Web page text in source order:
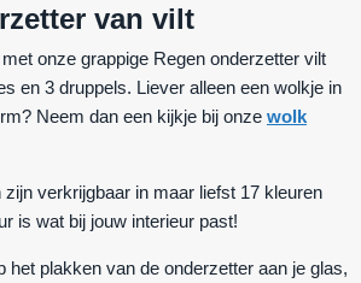
van vilt
onze grappige Regen onderzetter vilt
en 3 druppels. Liever alleen een wolkje in
Neem dan een kijkje bij onze wolk
verkrijgbaar in maar liefst 17 kleuren
is wat bij jouw interieur past!
het plakken van de onderzetter aan je glas,